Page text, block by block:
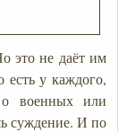
это не даёт им
есть у каждого,
о военных или
суждение. И по